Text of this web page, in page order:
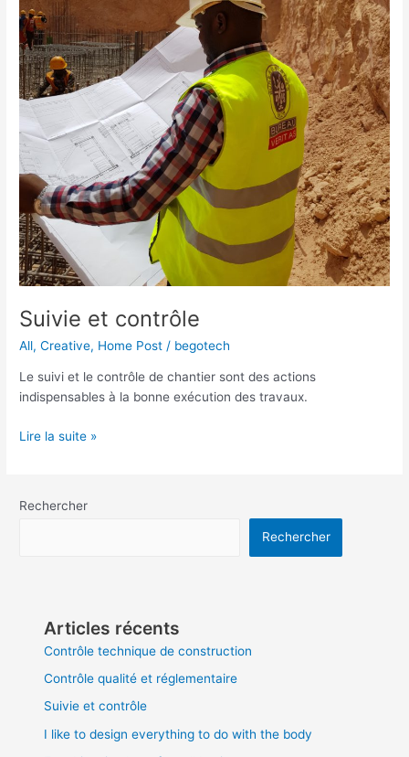
Suivie et contrôle
All,Creative, Home Post / begotech
Le suivi et le contrôle de chantier sont des actions
indispensables à la bonne exécution des travaux.
Lire la suite »
Rechercher
Rechercher
Articles récents
Contrôle technique de construction
Contrôle qualité et réglementaire
Suivie et contrôle
I like to design everything to do with the body